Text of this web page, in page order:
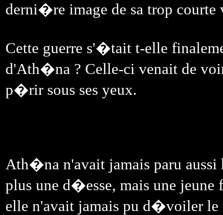
derni�re image de sa trop
Cette guerre s'�tait t-elle
d'Ath�na ? Celle-ci venait de
p�rir sous ses yeux.
Ath�na n'avait jamais paru
plus une d�esse, mais une
elle n'avait jamais pu d�voiler le